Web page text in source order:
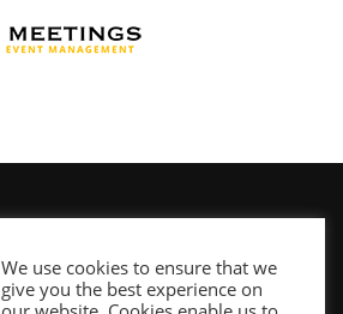
We use cookies to ensure that we
give you the best experience on